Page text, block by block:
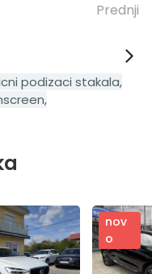
Prednji
podizaci stakala,
nov
o